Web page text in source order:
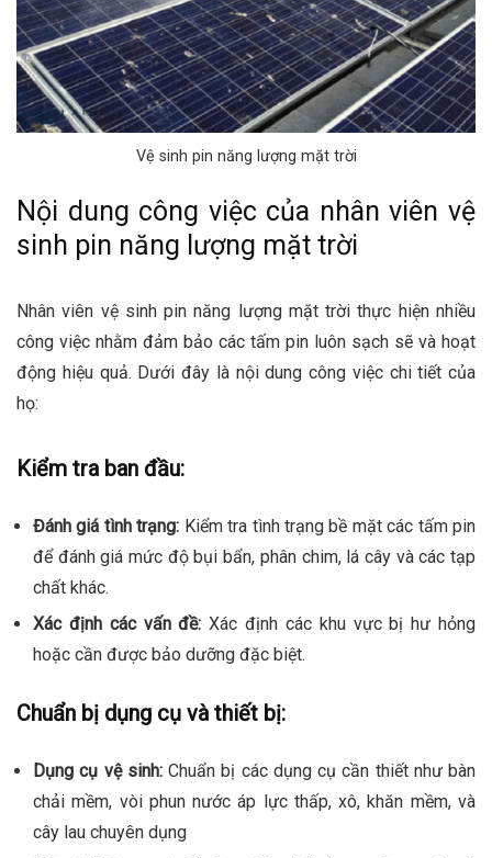
Vệ sinh pin năng lượng mặt trời
Nội dung công việc của nhân viên vệ
sinh pin năng lượng mặt trời
Nhân viên vệ sinh pin năng lượng mặt trời thực hiện nhiều
công việc nhằm đảm bảo các tấm pin luôn sạch sẽ và hoạt
động hiệu quả. Dưới đây là nội dung công việc chi tiết của
họ:
Kiểm tra ban đầu:
Đánh giá tình trạng: Kiểm tra tình trạng bề mặt các tấm pin
để đánh giá mức độ bụi bẩn, phân chim, lá cây và các tạp
chất khác.
Xác định các vấn đề: Xác định các khu vực bị hư hỏng
hoặc cần được bảo dưỡng đặc biệt.
Chuẩn bị dụng cụ và thiết bị:
Dụng cụ vệ sinh:Chuẩn bị các dụng cụ cần thiết như bàn
chải mềm, vòi phun nước áp lực thấp, xô, khăn mềm, và
cây lau chuyên dụng